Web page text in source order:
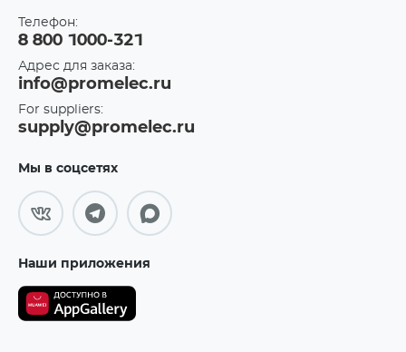
Телефон:
8 800 1000-321
Адрес для заказа:
info@promelec.ru
For suppliers:
supply@promelec.ru
Мы в соцсетях
Наши приложения